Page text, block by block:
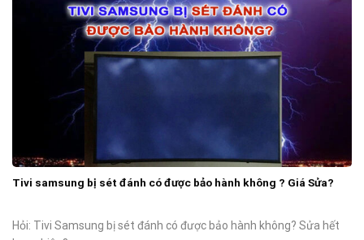
Tivi samsung bị sét đánh có được bảo hành không ? Giá Sửa?
Hỏi: Tivi Samsung bị sét đánh có được bảo hành không? Sửa hết